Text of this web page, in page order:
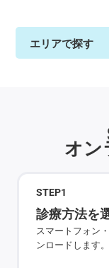
エリアで探す
オン
STEP1
診療方法を
スマートフォン
ンロードします。